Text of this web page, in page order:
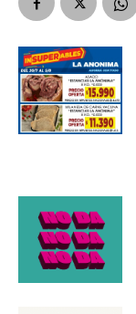
Dirección de
Nombre
Número de